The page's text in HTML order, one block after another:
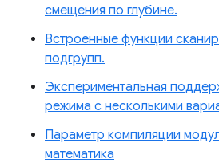
смещения по глубине.
Встроенные функции
подгрупп.
Экспериментальная
режима с несколькими
Параметр компиляции
математика